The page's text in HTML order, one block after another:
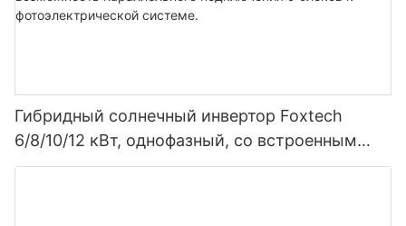
Гибридный солнечный инвертор Foxtech
6/8/10/12 кВт, однофазный, со встроенным
MPPT-контроллером, возможность